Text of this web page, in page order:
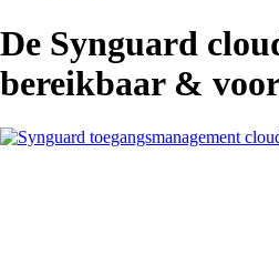
De Synguard
bereikbaar &